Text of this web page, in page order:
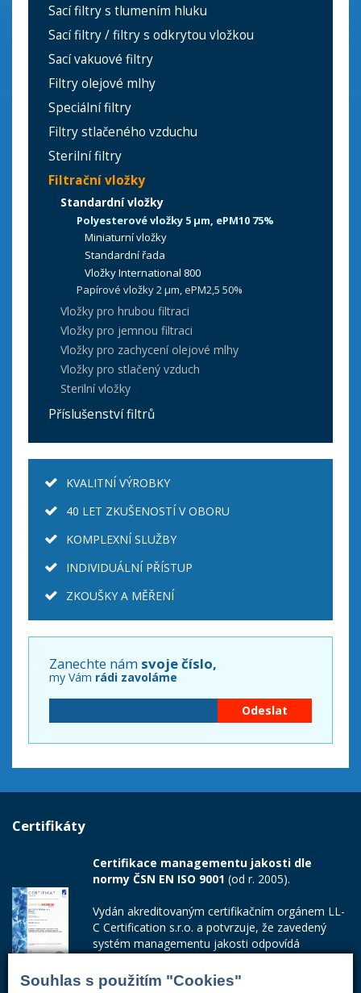
Souhlas s použitím "Cookies"
Sací filtry s tlumením hluku
Sací filtry / filtry s odkrytou vložkou
Sací vakuové filtry
Filtry olejové mlhy
Speciální filtry
Filtry stlačeného vzduchu
Sterilní filtry
Filtrační vložky
Standardní vložky
Polyesterové vložky 5 µm, ePM10 75%
Miniaturní vložky
Standardní řada
Vložky International 800
Papírové vložky 2 µm, ePM2,5 50%
Vložky pro hrubou filtraci
Vložky pro jemnou filtraci
Vložky pro zachycení olejové mlhy
Vložky pro stlačený vzduch
Sterilní vložky
Příslušenství filtrů
KVALITNÍ VÝROBKY
40 LET ZKUŠENOSTÍ V OBORU
KOMPLEXNÍ SLUŽBY
INDIVIDUÁLNÍ PŘÍSTUP
ZKOUŠKY A MĚŘENÍ
Zanechte nám svoje číslo,
my Vám rádi zavoláme
Certifikáty
Certifikace managementu jakosti dle
normy ČSN EN ISO 9001 (od r. 2005).
Vydán akreditovaným certifikačním orgánem LL-
C Certification s.r.o. a potvrzuje, že zavedený
systém managementu jakosti odpovídá